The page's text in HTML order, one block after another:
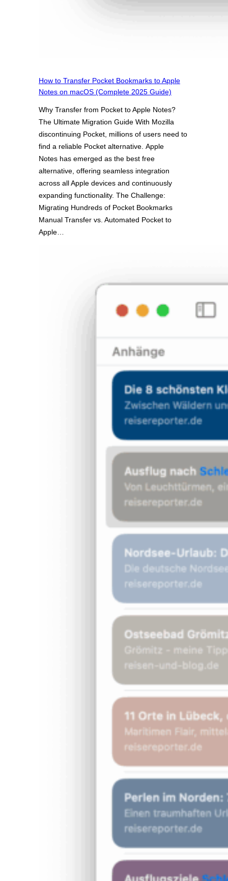
How to Transfer Pocket Bookmarks to Apple
Notes on macOS (Complete 2025 Guide)
Why Transfer from Pocket to Apple Notes?
The Ultimate Migration Guide With Mozilla
discontinuing Pocket, millions of users need to
find a reliable Pocket alternative. Apple
Notes has emerged as the best free
alternative, offering seamless integration
across all Apple devices and continuously
expanding functionality. The Challenge:
Migrating Hundreds of Pocket Bookmarks
Manual Transfer vs. Automated Pocket to
Apple…